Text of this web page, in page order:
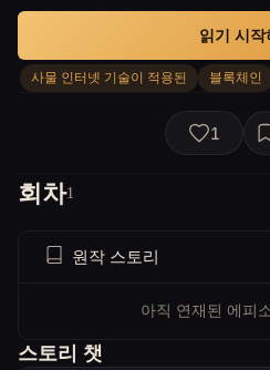
사물 인터넷 기술이 적용된 블록체인
읽기 시작
1
회차1
원작 스토리
아직 연재된 에피
스토리 챗